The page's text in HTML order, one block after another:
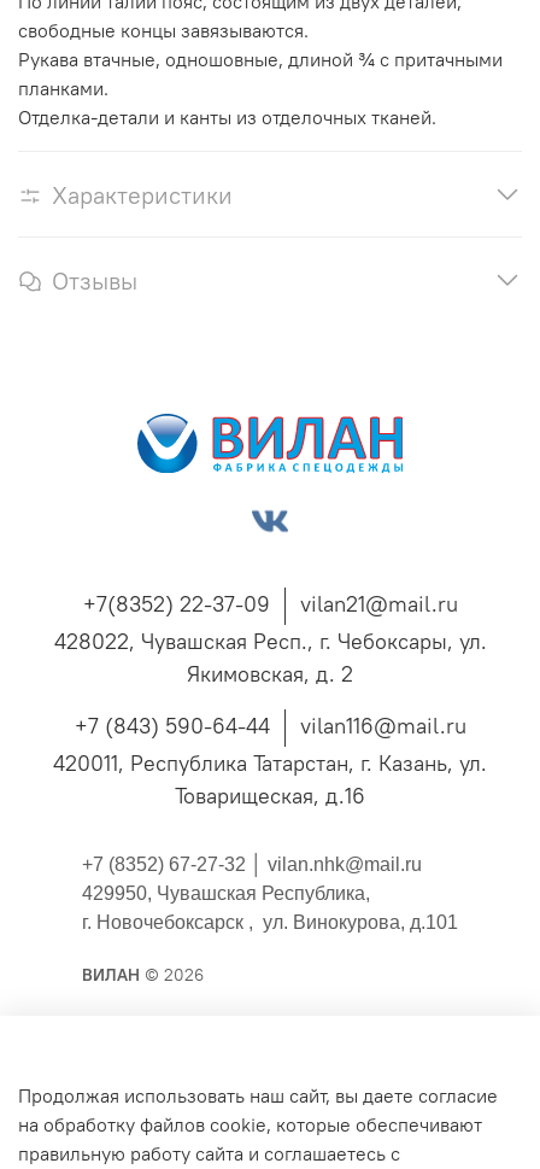
свободные концы завязываются.
Рукава втачные, одношовные, длиной ¾ с притачными
планками.
Отделка-детали и канты из отделочных тканей.
Характеристики
Отзывы
+7(8352) 22-37-09
vilan21@mail.ru
428022, Чувашская Респ., г. Чебоксары, ул.
Якимовская, д. 2
+7 (843) 590-64-44
vilan116@mail.ru
420011, Республика Татарстан, г. Казань, ул.
Товарищеская, д.16
+7 (8352) 67-27-32 │ vilan.nhk@mail.ru
429950, Чувашская Республика,
г. Новочебоксарск , ул. Винокурова, д.101
ВИЛАН © 2026
Публичная оферта
Согласие на обработку персональных данных для
Продолжая использовать наш сайт, вы даете согласие
на обработку файлов cookie, которые обеспечивают
правильную работу сайта и соглашаетесь с